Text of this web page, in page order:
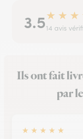
3.5★ ★ ★
14 avis
Ils ont fait
par
★ ★ ★ ★ ★